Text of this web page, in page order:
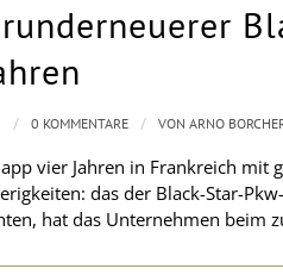
vier Jahren in Frankreich
das der Black-Star-
hat das Unternehmen beim
/ 0 KOMMENTARE / VON ARNO